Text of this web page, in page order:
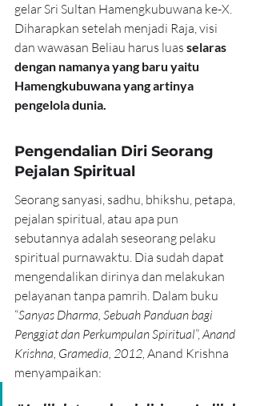
gelar Sri Sultan Hamengkubuwana ke-X.
Diharapkan setelah menjadi Raja, visi
dan wawasan Beliau harus luas selaras
dengan namanya yang baru yaitu
Hamengkubuwana yang artinya
pengelola dunia.
Pengendalian Diri Seorang
Pejalan Spiritual
Seorang sanyasi, sadhu, bhikshu, petapa,
pejalan spiritual, atau apa pun
sebutannya adalah seseorang pelaku
spiritual purnawaktu. Dia sudah dapat
mengendalikan dirinya dan melakukan
pelayanan tanpa pamrih. Dalam buku
“Sanyas Dharma, Sebuah Panduan bagi
Penggiat dan Perkumpulan Spiritual”, Anand
Krishna, Gramedia, 2012, Anand Krishna
menyampaikan: